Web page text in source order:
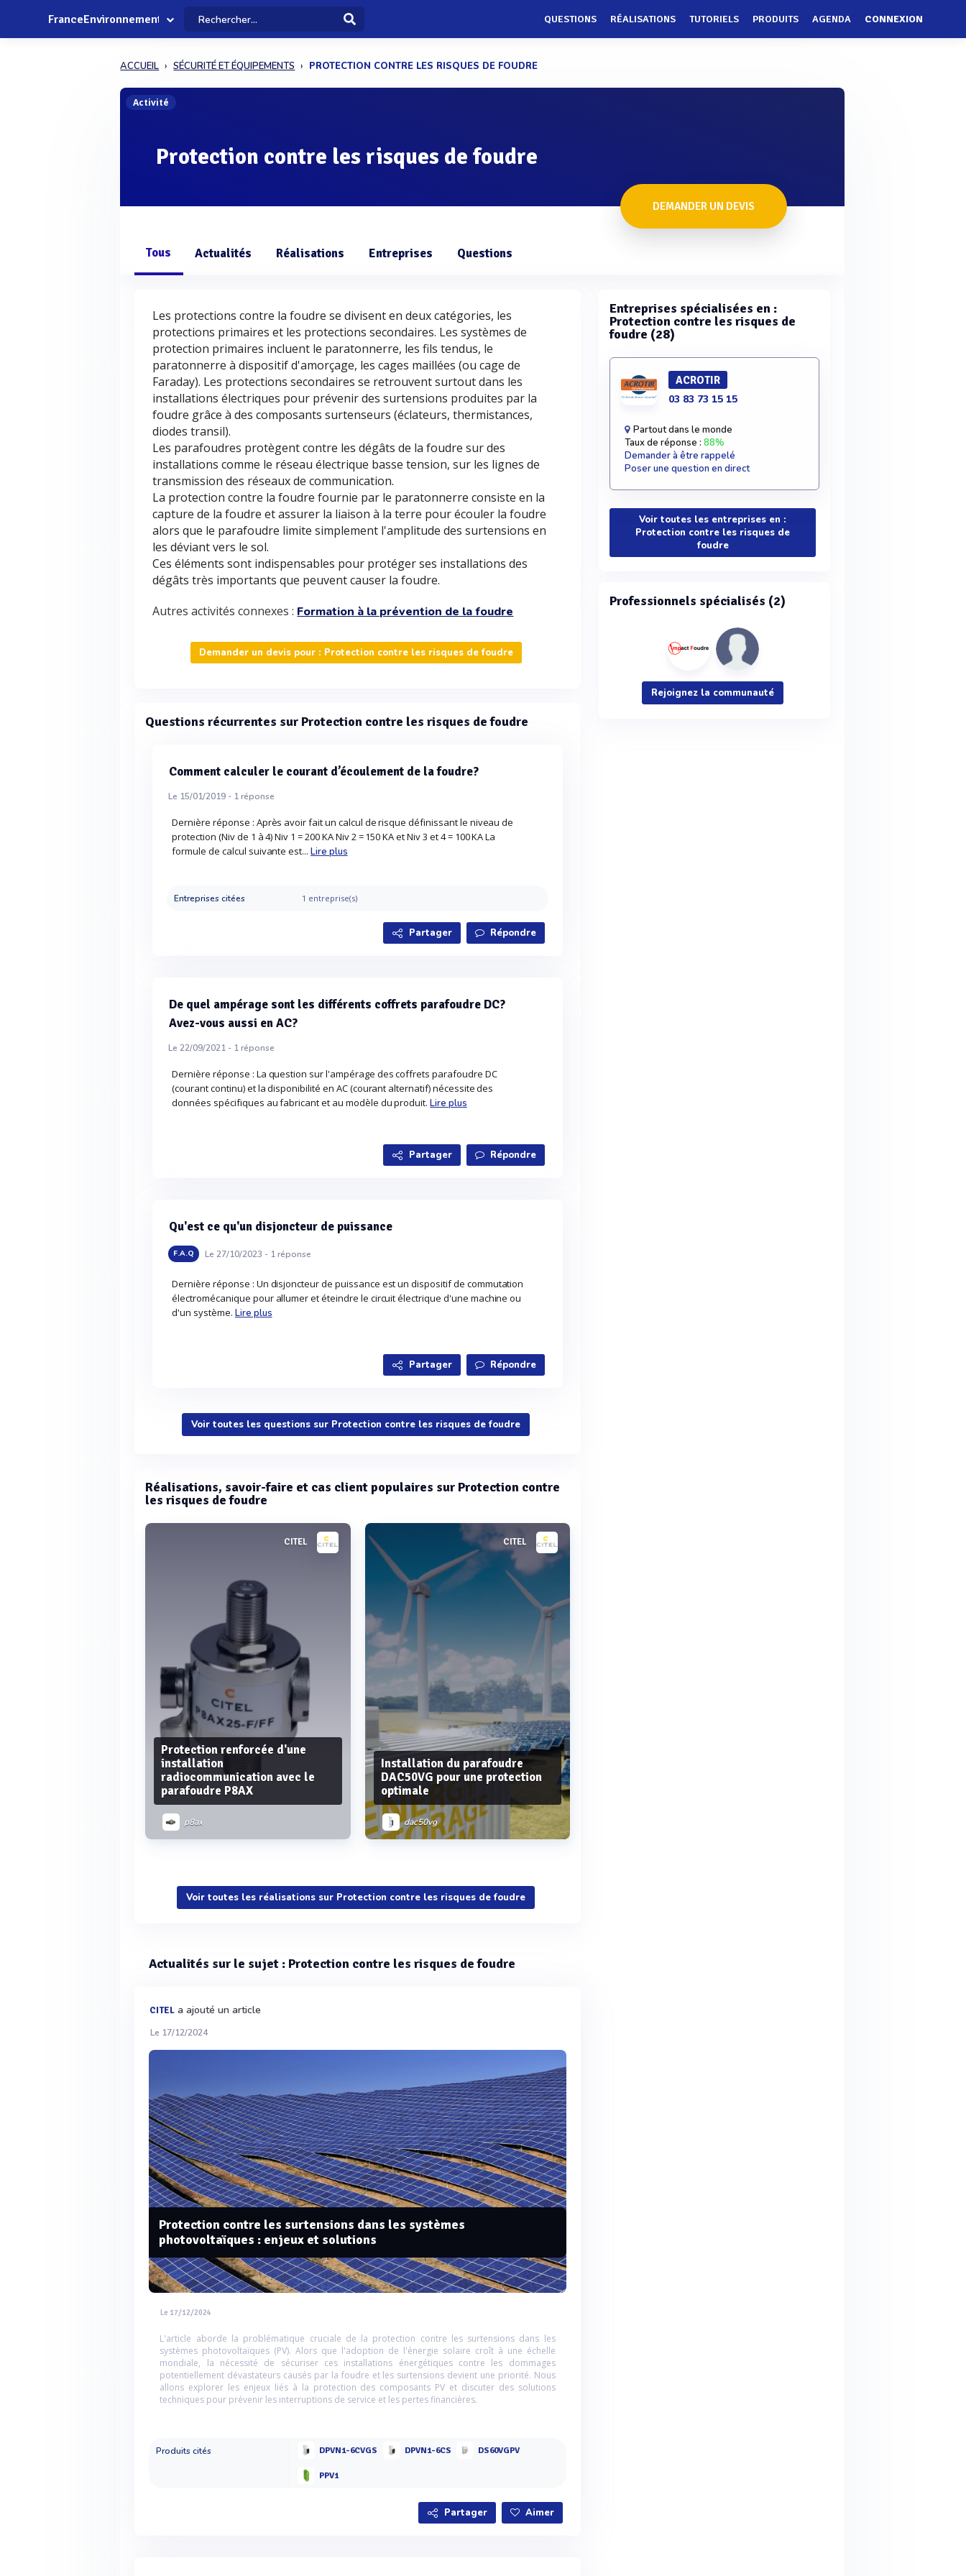
FranceEnvironnement QUESTIONS RÉALISATIONS TUTORIELS PRODUITS AGENDA CONNEXION
ACCUEIL SÉCURITÉ ET ÉQUIPEMENTS PROTECTION CONTRE LES RISQUES DE FOUDRE
Activité
Protection contre les risques de foudre
DEMANDER UN DEVIS
Tous Actualités Réalisations Entreprises Questions
Les protections contre la foudre se divisent en deux catégories, les
protections primaires et les protections secondaires. Les systèmes de
protection primaires incluent le paratonnerre, les fils tendus, le
paratonnerre à dispositif d'amorçage, les cages maillées (ou cage de
Faraday). Les protections secondaires se retrouvent surtout dans les
installations électriques pour prévenir des surtensions produites par la
foudre grâce à des composants surtenseurs (éclateurs, thermistances,
diodes transil).
Les parafoudres protègent contre les dégâts de la foudre sur des
installations comme le réseau électrique basse tension, sur les lignes de
transmission des réseaux de communication.
La protection contre la foudre fournie par le paratonnerre consiste en la
capture de la foudre et assurer la liaison à la terre pour écouler la foudre
alors que le parafoudre limite simplement l'amplitude des surtensions en
les déviant vers le sol.
Ces éléments sont indispensables pour protéger ses installations des
dégâts très importants que peuvent causer la foudre.
Autres activités connexes : Formation à la prévention de la foudre
Demander un devis pour : Protection contre les risques de foudre
Questions récurrentes sur Protection contre les risques de foudre
Comment calculer le courant d’écoulement de la foudre?
Le 15/01/2019 - 1réponse
Dernière réponse : Après avoir fait un calcul de risque définissant le niveau de
protection (Niv de 1 à 4) Niv 1 = 200 KA Niv 2 = 150 KA et Niv 3 et 4 = 100 KA La
formule de calcul suivante est...Lire plus
Entreprises citées 1 entreprise(s)
Partager Répondre
De quel ampérage sont les différents coffrets parafoudre DC?
Avez-vous aussi en AC?
Le 22/09/2021 - 1réponse
Dernière réponse : La question sur l'ampérage des coffrets parafoudre DC
(courant continu) et la disponibilité en AC (courant alternatif) nécessite des
données spécifiques au fabricant et au modèle du produit.Lire plus
Partager Répondre
Qu'est ce qu'un disjoncteur de puissance
F.A.Q Le 27/10/2023 - 1réponse
Dernière réponse : Un disjoncteur de puissance est un dispositif de commutation
électromécanique pour allumer et éteindre le circuit électrique d'une machine ou
d'un système. Lire plus
Partager Répondre
Voir toutes les questions sur Protection contre les risques de foudre
Réalisations, savoir-faire et cas client populaires sur Protection contre
les risques de foudre
CITEL
Protection renforcée d'une
installation
radiocommunication avec le
parafoudre P8AX
p8ax
Voir plus
CITEL
Installation du parafoudre
DAC50VG pour une protection
optimale
dac50vg
Voir plus
Voir toutes les réalisations sur Protection contre les risques de foudre
Actualités sur le sujet : Protection contre les risques de foudre
CITEL a ajouté un article
Le 17/12/2024
Protection contre les surtensions dans les systèmes
photovoltaïques : enjeux et solutions
Le 17/12/2024
L'article aborde la problématique cruciale de la protection contre les surtensions dans les
systèmes photovoltaïques (PV). Alors que l'adoption de l'énergie solaire croît à une échelle
mondiale, la nécessité de sécuriser ces installations énergétiques contre les dommages
potentiellement dévastateurs causés par la foudre et les surtensions devient une priorité. Nous
allons explorer les enjeux liés à la protection des composants PV et discuter des solutions
techniques pour prévenir les interruptions de service et les pertes financières.
Produits cités DPVN1-6CVGS DPVN1-6CS DS60VGPV
PPV1
Partager Aimer
Entreprises spécialisées en :
Protection contre les risques de
foudre (28)
ACROTIR
03 83 73 15 15
Partout dans le monde
Taux de réponse : 88%
Demander à être rappelé
Poser une question en direct
Voir toutes les entreprises en :
Protection contre les risques de
foudre
Professionnels spécialisés (2)
Rejoignez la communauté